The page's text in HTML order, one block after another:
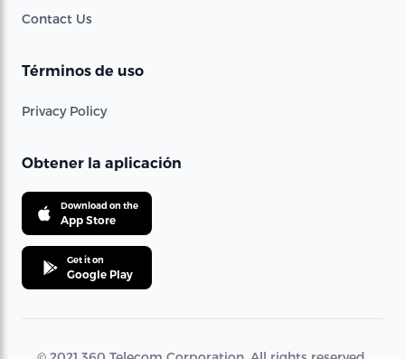
Contact Us
Términos de uso
Privacy Policy
Obtener la aplicación
Download on the
App Store
Get it on
Google Play